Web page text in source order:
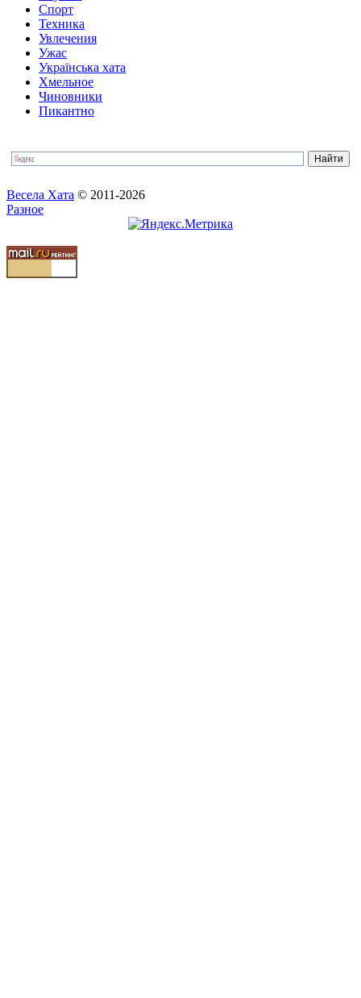
Спорт
Техника
Увлечения
Ужас
Українська хата
Хмельное
Чиновники
Пикантно
Весела Хата © 2011-2026
Разное